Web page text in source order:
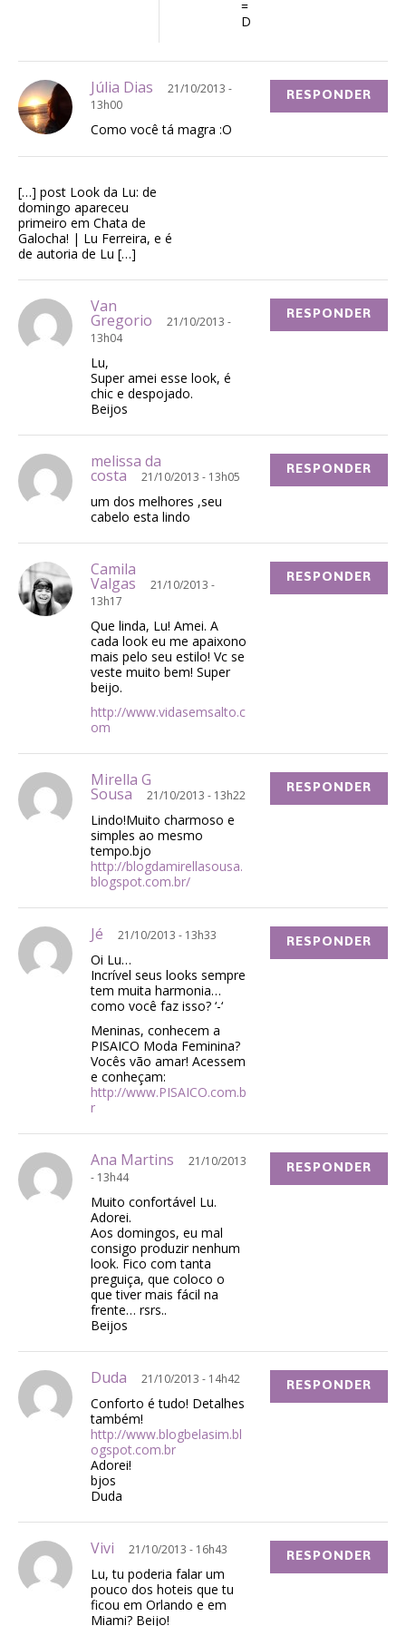
=
D
Júlia Dias
21/10/2013 -
13h00
Como você tá magra :O
RESPONDER
[…] post Look da Lu: de
domingo apareceu
primeiro em Chata de
Galocha! | Lu Ferreira, e é
de autoria de Lu […]
Van
Gregorio
21/10/2013 -
13h04
Lu,
Super amei esse look, é
chic e despojado.
Beijos
RESPONDER
melissa da
costa 21/10/2013 - 13h05
um dos melhores ,seu
cabelo esta lindo
RESPONDER
Camila
Valgas
21/10/2013 -
13h17
Que linda, Lu! Amei. A
cada look eu me apaixono
mais pelo seu estilo! Vc se
veste muito bem! Super
beijo.
http://www.vidasemsalto.c
om
RESPONDER
Mirella G
Sousa 21/10/2013 - 13h22
Lindo!Muito charmoso e
simples ao mesmo
tempo.bjo
http://blogdamirellasousa.
blogspot.com.br/
RESPONDER
Jé 21/10/2013 - 13h33
Oi Lu…
Incrível seus looks sempre
tem muita harmonia…
como você faz isso? ‘-‘
Meninas, conhecem a
PISAICO Moda Feminina?
Vocês vão amar! Acessem
e conheçam:
http://www.PISAICO.com.b
r
RESPONDER
Ana Martins
21/10/2013
- 13h44
Muito confortável Lu.
Adorei.
Aos domingos, eu mal
consigo produzir nenhum
look. Fico com tanta
preguiça, que coloco o
que tiver mais fácil na
frente… rsrs..
Beijos
RESPONDER
Duda 21/10/2013 - 14h42
Conforto é tudo! Detalhes
também!
http://www.blogbelasim.bl
ogspot.com.br
Adorei!
bjos
Duda
RESPONDER
Vivi 21/10/2013 - 16h43
Lu, tu poderia falar um
pouco dos hoteis que tu
ficou em Orlando e em
Miami? Beijo!
RESPONDER